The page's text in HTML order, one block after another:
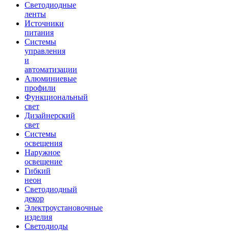
Светодиодные
ленты
Источники
питания
Системы
управления
и
автоматизации
Алюминиевые
профили
Функциональный
свет
Дизайнерский
свет
Системы
освещения
Наружное
освещение
Гибкий
неон
Светодиодный
декор
Электроустановочные
изделия
Светодиоды